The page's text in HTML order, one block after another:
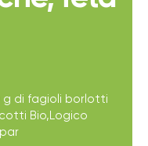
g di fagioli borlotti
Bio,Logico